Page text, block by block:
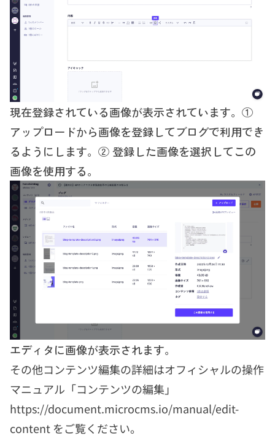
現在登録されている画像が表示されています。①
アップロードから画像を登録してブログで利用でき
るようにします。② 登録した画像を選択してこの
画像を使用する。
エディタに画像が表示されます。
その他コンテンツ編集の詳細はオフィシャルの操作
マニュアル「コンテンツの編集」
https://document.microcms.io/manual/edit-
content をご覧ください。